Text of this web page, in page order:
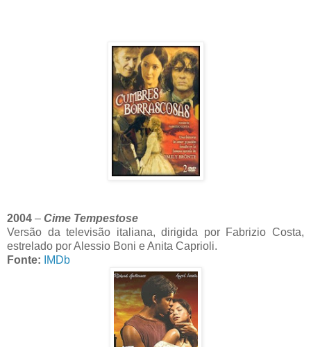
2004 – Cime Tempestose
Versão da televisão italiana, dirigida por Fabrizio Costa,
estrelado por Alessio Boni e Anita Caprioli.
Fonte:
IMDb